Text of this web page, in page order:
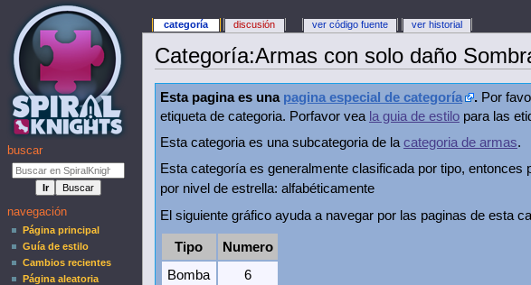
Categoría:Armas con solo daño
Esta pagina es una pagina especial de categoría .Por
etiqueta de categoria. Porfavor vea la guia de estilopara las
Esta categoria es una subcategoria de la categoria de armas.
Esta categoría es generalmente clasificada por tipo,
por nivel de estrella: alfabéticamente
El siguiente gráfico ayuda a navegar por las paginas de esta
Tipo
Numero
Bomba
6
categoría discusión ver código fuente ver historial
buscar
navegación
Página principal
Guía de estilo
Cambios recientes
Página aleatoria